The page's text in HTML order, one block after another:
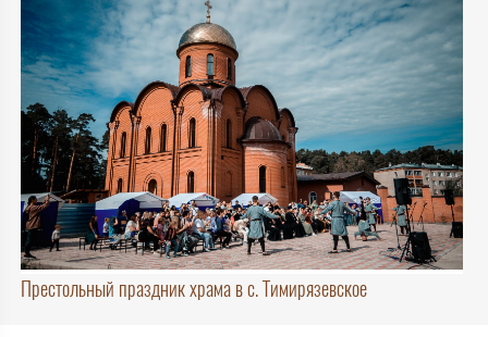
Престольный праздник храма в с. Тимирязевское